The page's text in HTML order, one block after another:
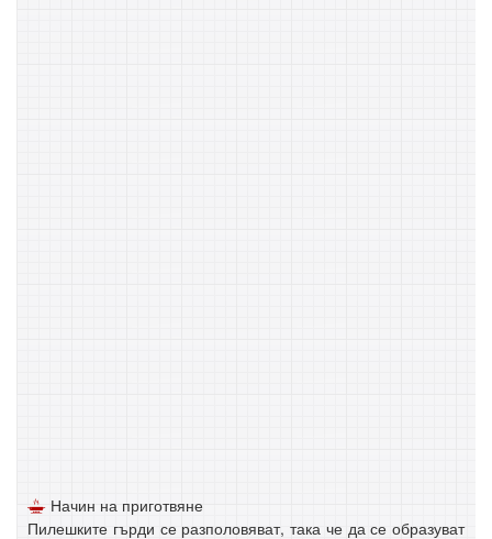
Начин на приготвяне
Пилешките гърди се разполовяват, така че да се образуват